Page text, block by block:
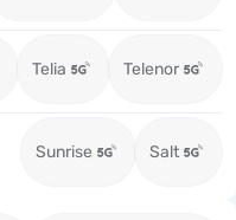
Telia Telenor
Sunrise Salt